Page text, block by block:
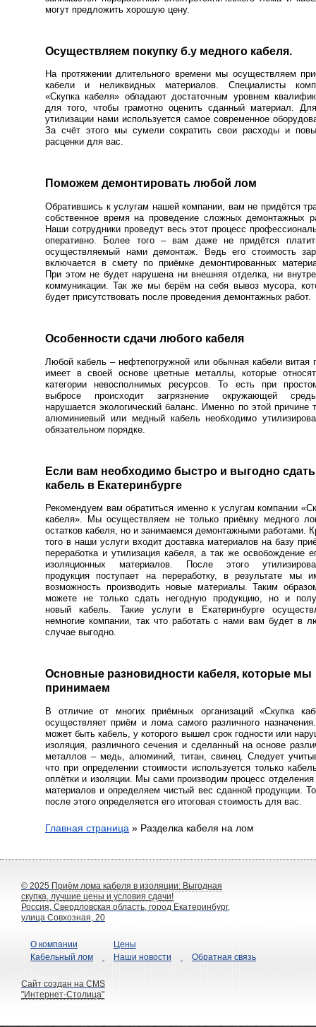
могут предложить хорошую цену.
Осуществляем покупку б.у медного кабеля.
На протяжении длительного времени мы осуществляем
кабели и неликвидных материалов. Специалисты
«Скупка кабеля» обладают достаточным уровнем
для того, чтобы грамотно оценить сданный материал.
утилизации нами используется самое современное
За счёт этого мы сумели сократить свои расходы и
расценки для вас.
Поможем демонтировать любой лом
Обратившись к услугам нашей компании, вам не придётся
собственное время на проведение сложных демонтажных
Наши сотрудники проведут весь этот процесс
оперативно. Более того – вам даже не придётся
осуществляемый нами демонтаж. Ведь его стоимость
включается в смету по приёмке демонтированных
При этом не будет нарушена ни внешняя отделка, ни
коммуникации. Так же мы берём на себя вывоз мусора,
будет присутствовать после проведения демонтажных работ.
Особенности сдачи любого кабеля
Любой кабель – нефтепогружной или обычная кабели витая
имеет в своей основе цветные металлы, которые
категории невосполнимых ресурсов. То есть при
выбросе происходит загрязнение окружающей
нарушается экологический баланс. Именно по этой причине
алюминиевый или медный кабель необходимо
обязательном порядке.
Если вам необходимо быстро и выгодно
кабель в Екатеринбурге
Рекомендуем вам обратиться именно к услугам компании
кабеля». Мы осуществляем не только приёмку медного
остатков кабеля, но и занимаемся демонтажными работами.
того в наши услуги входит доставка материалов на базу
переработка и утилизация кабеля, а так же освобождение
изоляционных материалов. После этого
продукция поступает на переработку, в результате мы
возможность производить новые материалы. Таким
можете не только сдать негодную продукцию, но и
новый кабель. Такие услуги в Екатеринбурге
немногие компании, так что работать с нами вам будет в
случае выгодно.
Основные разновидности кабеля, которые мы
принимаем
В отличие от многих приёмных организаций «Скупка
осуществляет приём и лома самого различного
может быть кабель, у которого вышел срок годности или
изоляция, различного сечения и сделанный на основе
металлов – медь, алюминий, титан, свинец. Следует
что при определении стоимости используется только
оплётки и изоляции. Мы сами производим процесс отделения
материалов и определяем чистый вес сданной продукции.
после этого определяется его итоговая стоимость для вас.
Главная страница » Разделка кабеля на лом
© 2025 Приём лома кабеля в изоляции: Выгодная
скупка, лучшие цены и условия сдачи!
Россия, Свердловская область, город Екатеринбург,
улица Совхозная, 20
О компании
Кабельный лом
Цены
Наши новости
Обратная связь
Сайт создан на CMS
"Интернет-Столица"